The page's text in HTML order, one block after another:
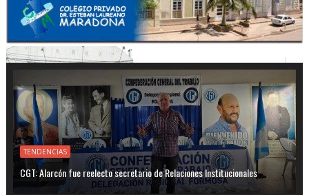
TENDENCIAS
CGT: Alarcón fue reelecto secretario de Relaciones Institucionales